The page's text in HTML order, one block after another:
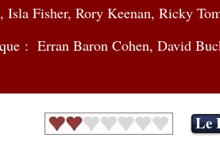
Fisher, Rory Keenan, Ricky
: Erran Baron Cohen, David
Le